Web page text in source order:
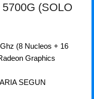
(SOLO
(8 Nucleos + 16
Graphics
SEGUN